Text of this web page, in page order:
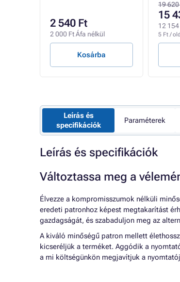
2 540 Ft
2 000 Ft Áfa nélkül
Kosárba
19 620
15
12
5 Ft /
Leírás és
specifikációk
Paraméterek
Leírás és specifikációk
Változtassa meg a
Élvezze a kompromisszumok nélküli
eredeti patronhoz képest megtakarítást
gazdagságát, és szabaduljon meg az
A kiváló minőségű patron mellett
kicseréljük a terméket. Aggódik a
a mi költségünkön megjavítjuk a